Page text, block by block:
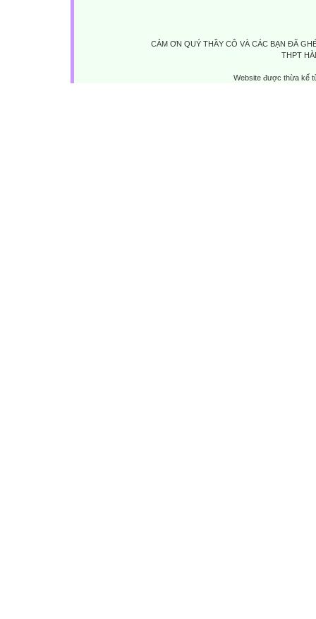
CẢM ƠN QUÝ THẦY CÔ VÀ CÁC BẠN ĐÃ
THPT
Website được thừa kế